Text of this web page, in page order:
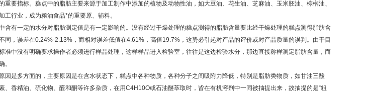
要指标。糕点中的脂肪主要来源于加工制作中添加的植物及动物性油，如大豆油、花生油、芝麻油、玉米胚油、棕榈油、
行业，成为粮油食品*的重要原、辅料。
有一定的水分对脂肪测定值是有一定影响的。没有经过干燥处理的糕点测得的脂肪含量要比经干燥处理的糕点测得脂肪含
同，误差在0.24%-2.13%，而相对误差低值在4.61%，高值19.7%，这势必引起对产品的评价或对产品质量的误判。由于目
准中没有明确要求操作者必须进行样品处理，这样样品进入检验室，往往是这边检验水分，那边直接称样测定脂肪含量，而
。
是多方面的，主要原因是在含水状态下，糕点中各种物质，各种分子之间吸附力降低，特别是脂肪类物质，如甘油三酸
香精油、硫化物、醛和酮等许多杂质，在用C4H10O或石油醚萃取时，皆在有机溶剂中一同被抽提出来，故抽提的是“粗